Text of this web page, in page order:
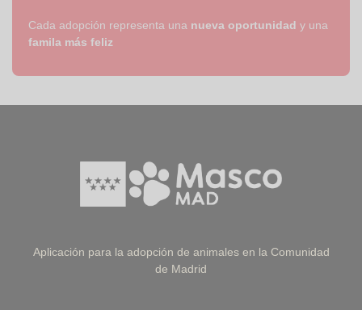
Cada adopción representa una nueva oportunidad y una
famila más feliz
Aplicación para la adopción de animales en la Comunidad
de Madrid